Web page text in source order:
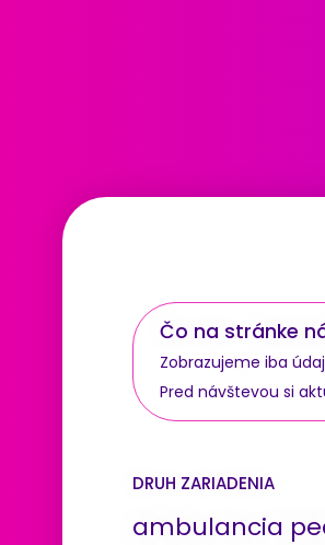
Čo na stránke
Zobrazujeme iba
Pred návštevou si
DRUH ZARIADENIA
ambulancia